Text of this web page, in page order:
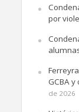
por
GCBA
de 2026